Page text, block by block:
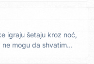
igraju šetaju kroz noć,
ne mogu da shvatim